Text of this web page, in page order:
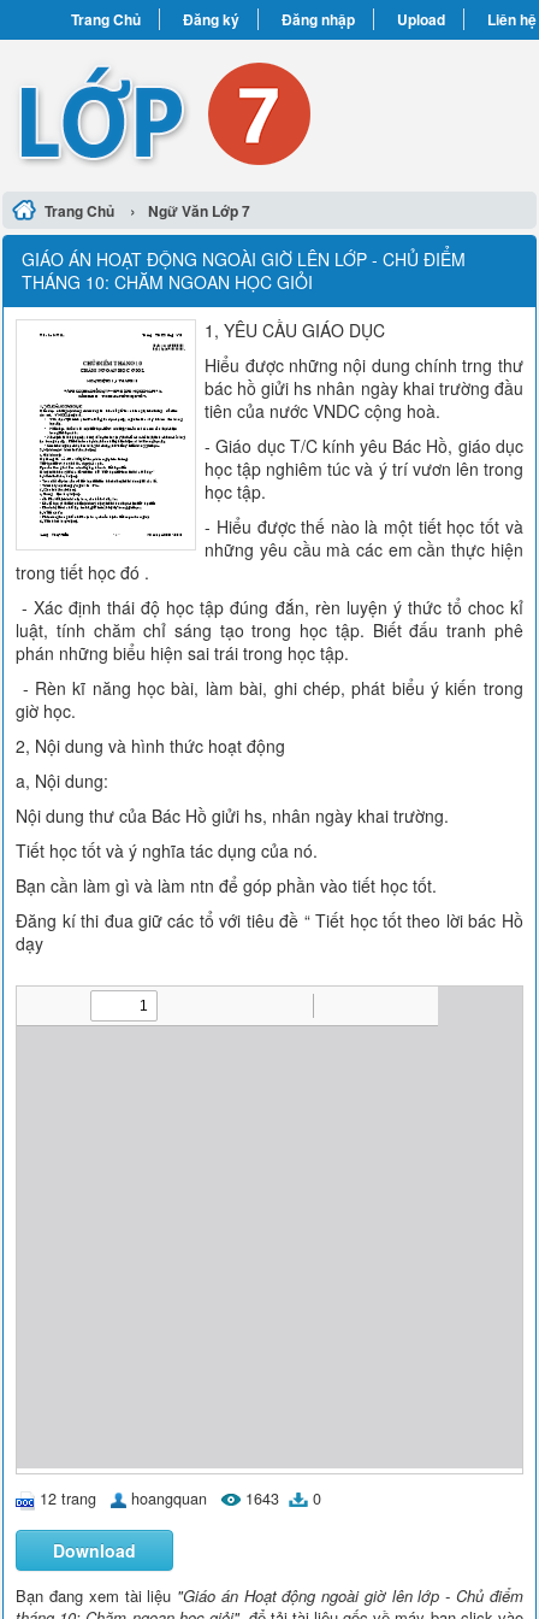
Trang Chủ Đăng ký Đăng nhập Upload Liên hệ
Trang Chủ › Ngữ Văn Lớp 7
GIÁO ÁN HOẠT ĐỘNG NGOÀI GIỜ LÊN LỚP - CHỦ ĐIỂM
THÁNG 10: CHĂM NGOAN HỌC GIỎI
1, YÊU CẦU GIÁO DỤC
Hiểu được những nội dung chính trng thư
bác hồ giửi hs nhân ngày khai trường đầu
tiên của nước VNDC cộng hoà.
- Giáo dục T/C kính yêu Bác Hồ, giáo dục
học tập nghiêm túc và ý trí vươn lên trong
học tập.
- Hiểu được thế nào là một tiết học tốt và
những yêu cầu mà các em cần thực hiện
trong tiết học đó .
- Xác định thái độ học tập đúng đắn, rèn luyện ý thức tổ choc kỉ
luật, tính chăm chỉ sáng tạo trong học tập. Biết đấu tranh phê
phán những biểu hiện sai trái trong học tập.
- Rèn kĩ năng học bài, làm bài, ghi chép, phát biểu ý kiến trong
giờ học.
2, Nội dung và hình thức hoạt động
a, Nội dung:
Nội dung thư của Bác Hồ giửi hs, nhân ngày khai trường.
Tiết học tốt và ý nghĩa tác dụng của nó.
Bạn cần làm gì và làm ntn để góp phần vào tiết học tốt.
Đăng kí thi đua giữ các tổ với tiêu đề “ Tiết học tốt theo lời bác Hồ
dạy
12 trang hoangquan 1643 0
Download
Bạn đang xem tài liệu "Giáo án Hoạt động ngoài giờ lên lớp - Chủ điểm